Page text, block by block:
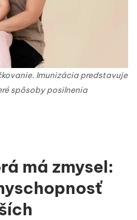
Imunizácia predstavuje
spôsoby posilnenia
má zmysel: